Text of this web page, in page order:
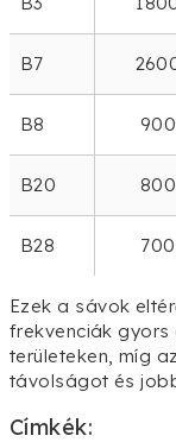
B7
B8 900
B20 800
B28 700
Ezek a sávok
frekvenciák
területeken, míg
távolságot és
Címkék: